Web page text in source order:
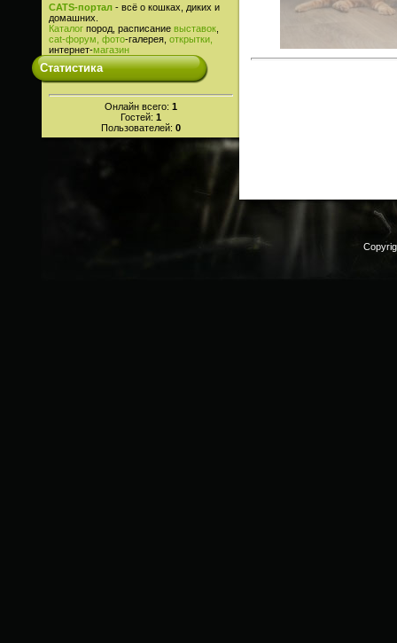
CATS-портал - всё о кошках, диких и
домашних.
Каталог пород, расписание выставок
cat-форум, фото-галерея, открытки,
интернет-магазин
Статистика
Онлайн всего: 1
Гостей: 1
Пользователей: 0